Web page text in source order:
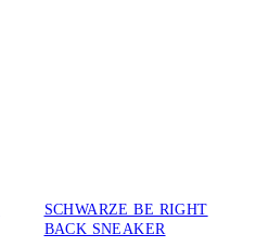
SCHWARZE BE RIGHT
BACK SNEAKER